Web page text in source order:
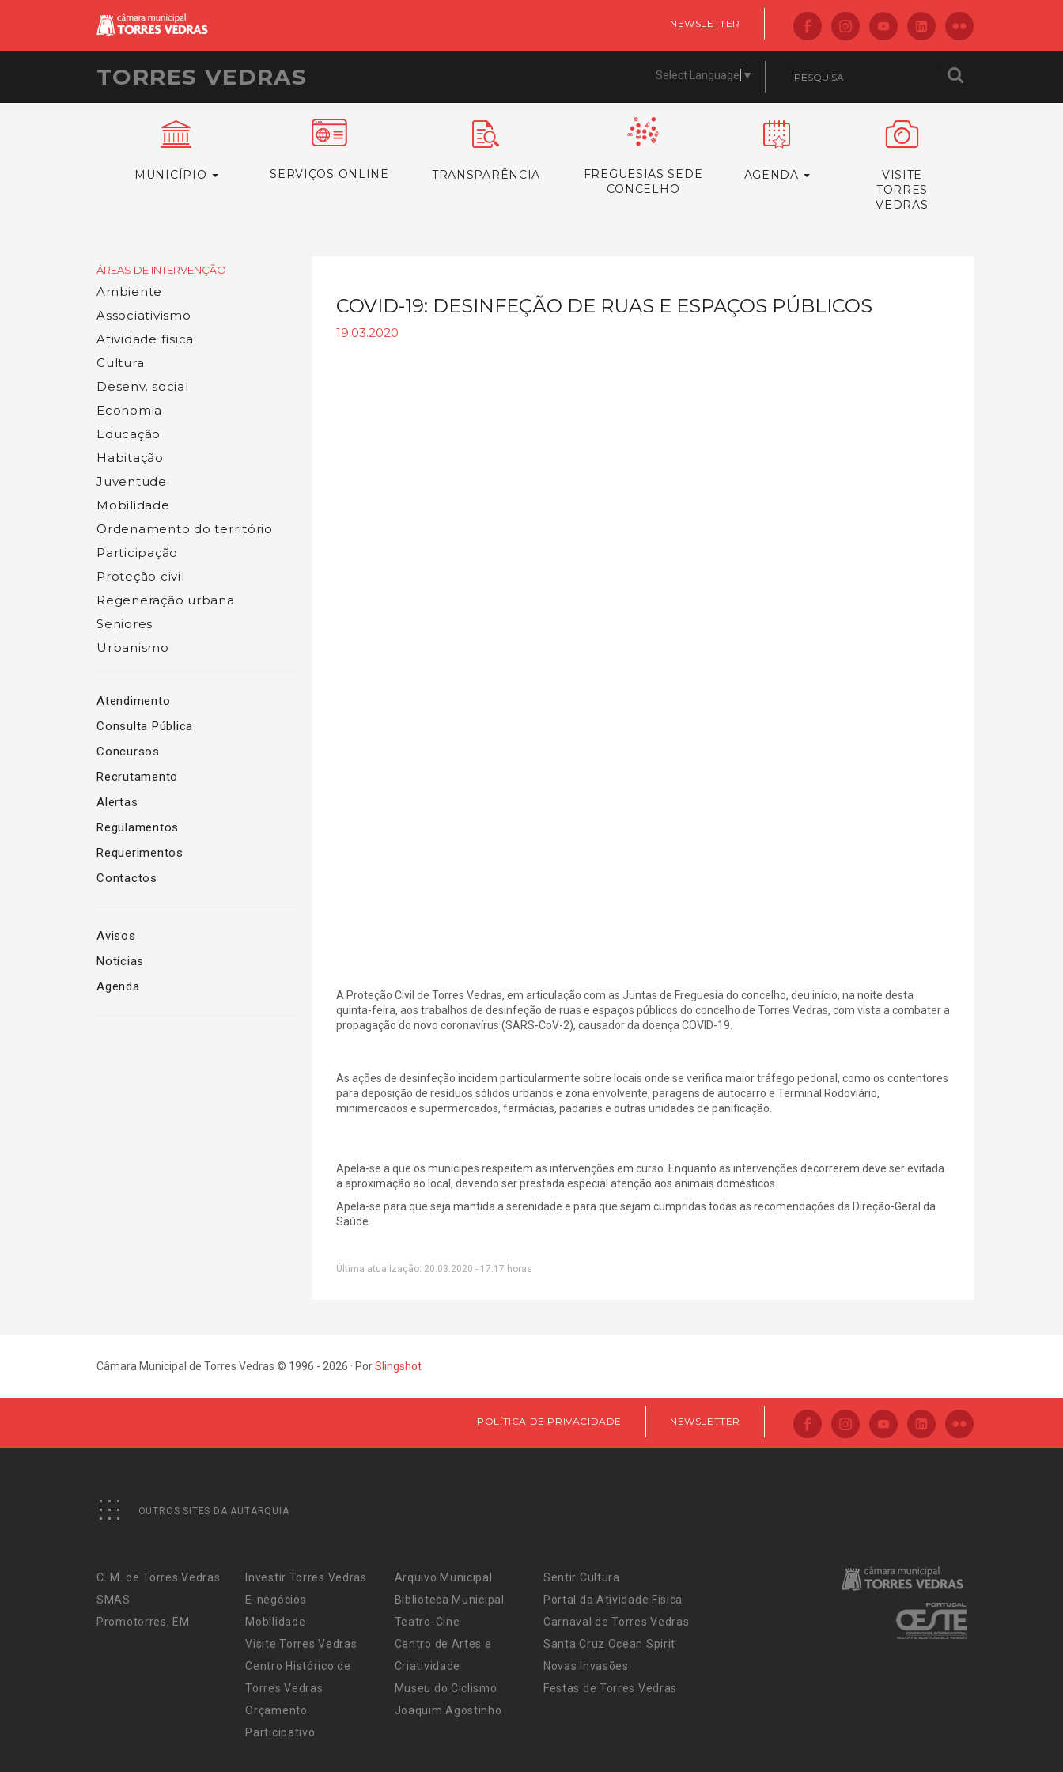
NEWSLETTER
TORRES VEDRAS Select Language ▼
MUNICÍPIO SERVIÇOS ONLINE TRANSPARÊNCIA
FREGUESIAS SEDE
CONCELHO
AGENDA
VISITE
TORRES
VEDRAS
ÁREAS DE INTERVENÇÃO
Ambiente
Associativismo
Atividade física
Cultura
Desenv. social
Economia
Educação
Habitação
Juventude
Mobilidade
Ordenamento do território
Participação
Proteção civil
Regeneração urbana
Seniores
Urbanismo
Atendimento
Consulta Pública
Concursos
Recrutamento
Alertas
Regulamentos
Requerimentos
Contactos
Avisos
Notícias
Agenda
COVID-19: DESINFEÇÃO DE RUAS E ESPAÇOS PÚBLICOS
19.03.2020
A Proteção Civil de Torres Vedras, em articulação com as Juntas de Freguesia do concelho, deu início, na noite desta
quinta-feira, aos trabalhos de desinfeção de ruas e espaços públicos do concelho de Torres Vedras, com vista a combater a
propagação do novo coronavírus (SARS-CoV-2), causador da doença COVID-19.
As ações de desinfeção incidem particularmente sobre locais onde se verifica maior tráfego pedonal, como os contentores
para deposição de resíduos sólidos urbanos e zona envolvente, paragens de autocarro e Terminal Rodoviário,
minimercados e supermercados, farmácias, padarias e outras unidades de panificação.
Apela-se a que os munícipes respeitem as intervenções em curso. Enquanto as intervenções decorrerem deve ser evitada
a aproximação ao local, devendo ser prestada especial atenção aos animais domésticos.
Apela-se para que seja mantida a serenidade e para que sejam cumpridas todas as recomendações da Direção-Geral da
Saúde.
Última atualização: 20.03.2020 - 17:17 horas
Câmara Municipal de Torres Vedras © 1996 - 2026 · PorSlingshot
POLÍTICA DE PRIVACIDADE NEWSLETTER
OUTROS SITES DA AUTARQUIA
C. M. de Torres Vedras
SMAS
Promotorres, EM
Investir Torres Vedras
E-negócios
Mobilidade
Visite Torres Vedras
Centro Histórico de
Torres Vedras
Orçamento
Participativo
Arquivo Municipal
Biblioteca Municipal
Teatro-Cine
Centro de Artes e
Criatividade
Museu do Ciclismo
Joaquim Agostinho
Sentir Cultura
Portal da Atividade Física
Carnaval de Torres Vedras
Santa Cruz Ocean Spirit
Novas Invasões
Festas de Torres Vedras